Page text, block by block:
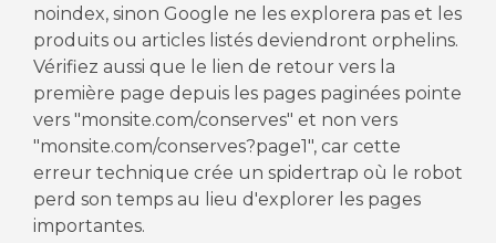
noindex, sinon Google ne les explorera pas et les
produits ou articles listés deviendront orphelins.
Vérifiez aussi que le lien de retour vers la
première page depuis les pages paginées pointe
vers "monsite.com/conserves" et non vers
"monsite.com/conserves?page1", car cette
erreur technique crée un spidertrap où le robot
perd son temps au lieu d'explorer les pages
importantes.